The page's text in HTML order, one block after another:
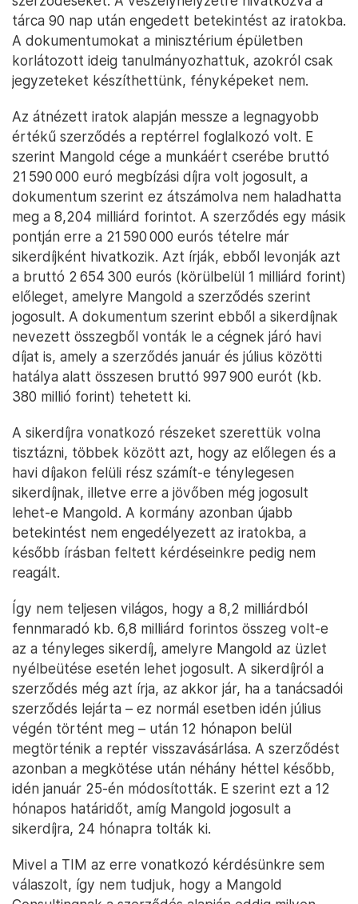
tárca 90 nap után engedett betekintést az iratokba.
A dokumentumokat a minisztérium épületben
korlátozott ideig tanulmányozhattuk, azokról csak
jegyzeteket készíthettünk, fényképeket nem.
Az átnézett iratok alapján messze a legnagyobb
értékű szerződés a reptérrel foglalkozó volt. E
szerint Mangold cége a munkáért cserébe bruttó
21 590 000 euró megbízási díjra volt jogosult, a
dokumentum szerint ez átszámolva nem haladhatta
meg a 8,204 milliárd forintot. A szerződés egy másik
pontján erre a 21 590 000 eurós tételre már
sikerdíjként hivatkozik. Azt írják, ebből levonják azt
a bruttó 2 654 300 eurós (körülbelül 1 milliárd forint)
előleget, amelyre Mangold a szerződés szerint
jogosult. A dokumentum szerint ebből a sikerdíjnak
nevezett összegből vonták le a cégnek járó havi
díjat is, amely a szerződés január és július közötti
hatálya alatt összesen bruttó 997 900 eurót (kb.
380 millió forint) tehetett ki.
A sikerdíjra vonatkozó részeket szerettük volna
tisztázni, többek között azt, hogy az előlegen és a
havi díjakon felüli rész számít-e ténylegesen
sikerdíjnak, illetve erre a jövőben még jogosult
lehet-e Mangold. A kormány azonban újabb
betekintést nem engedélyezett az iratokba, a
később írásban feltett kérdéseinkre pedig nem
reagált.
Így nem teljesen világos, hogy a 8,2 milliárdból
fennmaradó kb. 6,8 milliárd forintos összeg volt-e
az a tényleges sikerdíj, amelyre Mangold az üzlet
nyélbeütése esetén lehet jogosult. A sikerdíjról a
szerződés még azt írja, az akkor jár, ha a tanácsadói
szerződés lejárta – ez normál esetben idén július
végén történt meg – után 12 hónapon belül
megtörténik a reptér visszavásárlása. A szerződést
azonban a megkötése után néhány héttel később,
idén január 25-én módosították. E szerint ezt a 12
hónapos határidőt, amíg Mangold jogosult a
sikerdíjra, 24 hónapra tolták ki.
Mivel a TIM az erre vonatkozó kérdésünkre sem
válaszolt, így nem tudjuk, hogy a Mangold